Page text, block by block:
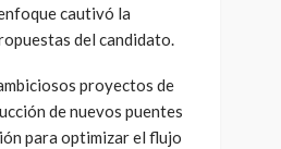
cautivó la
del candidato.
proyectos de
de nuevos puentes
para optimizar el flujo